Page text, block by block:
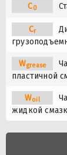
C0
Cr
Wgrease
пластичной
Woil
жидкой